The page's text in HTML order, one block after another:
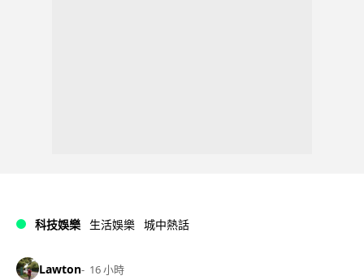
科技娛樂 生活娛樂 城中熱話
Lawton 16 小時